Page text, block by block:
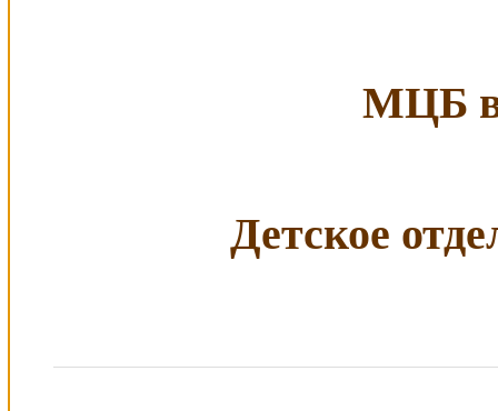
МЦБ в
Детское